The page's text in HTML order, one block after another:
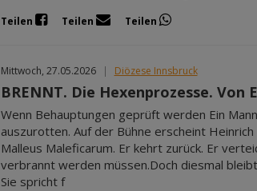
Teilen Teilen Teilen
Mittwoch, 27.05.2026 | Diözese Innsbruck
BRENNT. Die Hexenprozesse. Von
Wenn Behauptungen geprüft werden Ein
auszurotten. Auf der Bühne erscheint
Malleus Maleficarum. Er kehrt zurück. Er
verbrannt werden müssen.Doch diesmal
Sie spricht f